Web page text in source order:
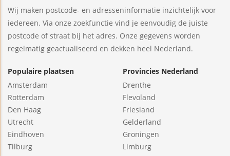
Wij maken postcode- en adresseninformatie inzichtelijk voor
iedereen. Via onze zoekfunctie vind je eenvoudig de juiste
postcode of straat bij het adres. Onze gegevens worden
regelmatig geactualiseerd en dekken heel Nederland.
Populaire plaatsen
Amsterdam
Rotterdam
Den Haag
Utrecht
Eindhoven
Tilburg
Provincies Nederland
Drenthe
Flevoland
Friesland
Gelderland
Groningen
Limburg